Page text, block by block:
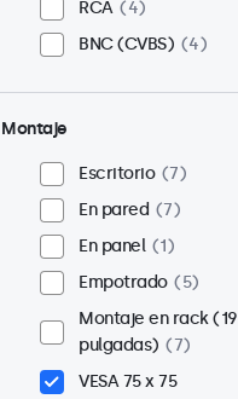
RCA
4
BNC (CVBS)
4
Montaje
Escritorio
7
En pared
7
En panel
1
Empotrado
5
Montaje en rack (19
pulgadas)
7
VESA 75 x 75